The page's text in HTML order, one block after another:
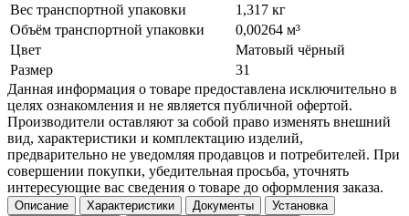
Вес транспортной упаковки
1,317 кг
Объём транспортной упаковки
0,00264 м³
Цвет
Матовый чёрный
Размер
31
Данная информация о товаре предоставлена исключительно в
целях ознакомления и не является публичной офертой.
Производители оставляют за собой право изменять внешний
вид, характеристики и комплектацию изделий,
предварительно не уведомляя продавцов и потребителей. При
совершении покупки, убедительная просьба, уточнять
интересующие вас сведения о товаре до оформления заказа.
Описание Характеристики Документы
Установка